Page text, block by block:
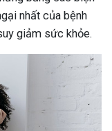
nhất của bệnh
giảm sức khỏe.